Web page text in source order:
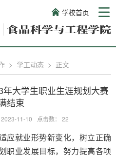
学校首页
> 学工动态 > 正文
大学生职业生涯规划大赛
结束
11-10 点击数： 22
应就业形势新变化，树立正确
职业发展目标，努力提高各项